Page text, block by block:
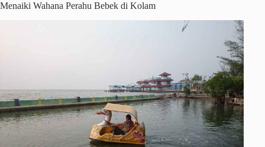
Menaiki Wahana Perahu Bebek di Kolam